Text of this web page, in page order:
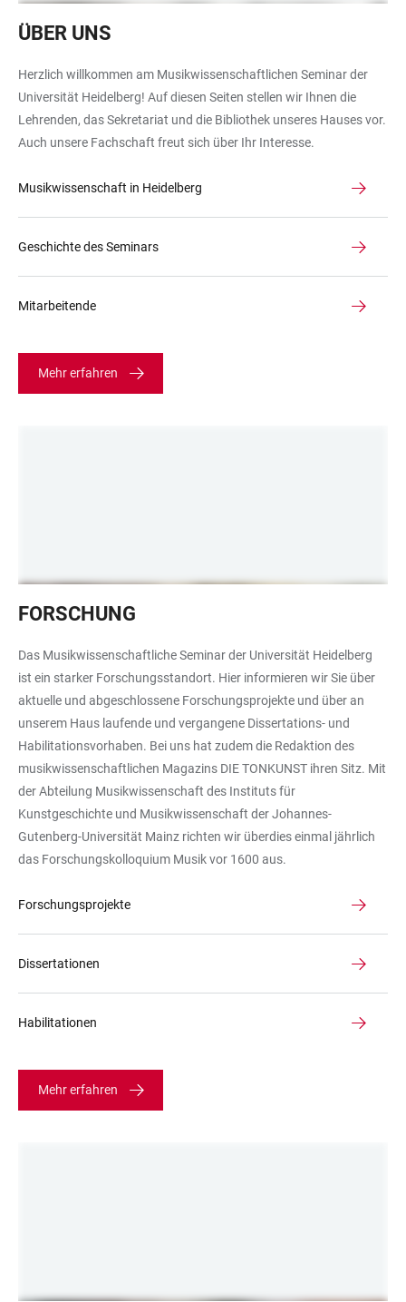
im
Seminar
ÜBER UNS
Herzlich willkommen am Musikwissenschaftlichen Seminar der
Universität Heidelberg! Auf diesen Seiten stellen wir Ihnen die
Lehrenden, das Sekretariat und die Bibliothek unseres Hauses vor.
Auch unsere Fachschaft freut sich über Ihr Interesse.
Musikwissenschaft in Heidelberg
Geschichte des Seminars
Mitarbeitende
Mehr erfahren
FORSCHUNG
Das Musikwissenschaftliche Seminar der Universität Heidelberg
ist ein starker Forschungsstandort. Hier informieren wir Sie über
aktuelle und abgeschlossene Forschungsprojekte und über an
unserem Haus laufende und vergangene Dissertations- und
Habilitationsvorhaben. Bei uns hat zudem die Redaktion des
musikwissenschaftlichen Magazins DIE TONKUNST ihren Sitz. Mit
der Abteilung Musikwissenschaft des Instituts für
Kunstgeschichte und Musikwissenschaft der Johannes-
Gutenberg-Universität Mainz richten wir überdies einmal jährlich
das Forschungskolloquium Musik vor 1600 aus.
Forschungsprojekte
Dissertationen
Habilitationen
Mehr erfahren